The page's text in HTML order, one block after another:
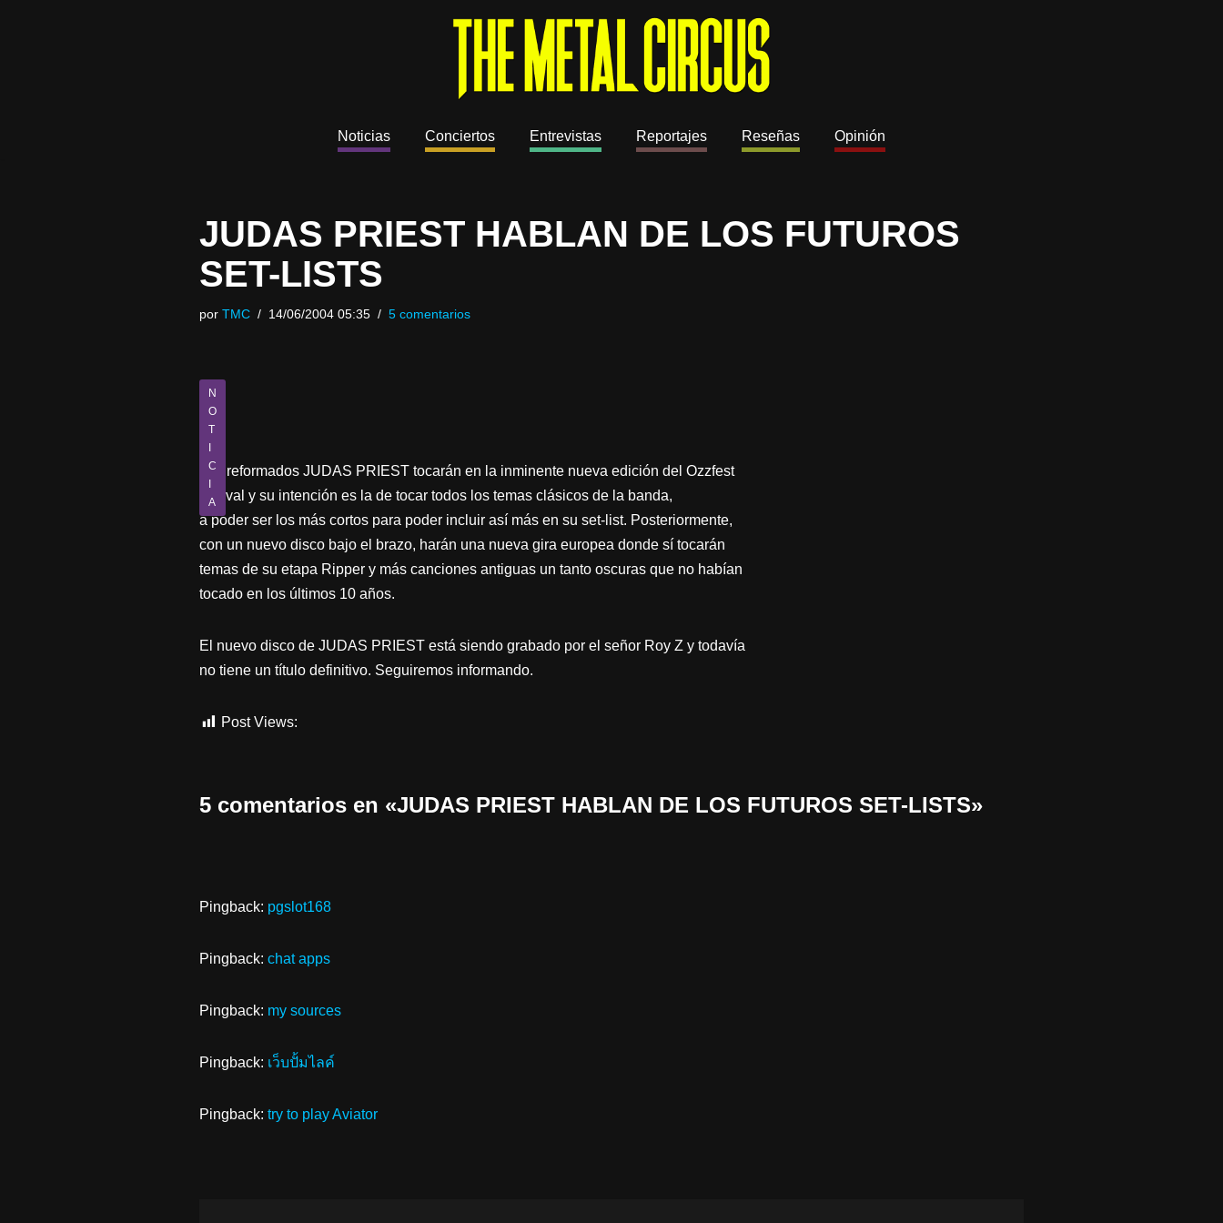
Noticias Conciertos Entrevistas Reportajes Reseñas Opinión
JUDAS PRIEST HABLAN DE LOS FUTUROS
SET-LISTS
por TMC 14/06/2004 05:35 5 comentarios
N
O
T
C
A
Los reformados JUDAS PRIEST tocarán en la inminente nueva edición del Ozzfest
festival y su intención es la de tocar todos los temas clásicos de la banda,
a poder ser los más cortos para poder incluir así más en su set-list. Posteriormente,
con un nuevo disco bajo el brazo, harán una nueva gira europea donde sí tocarán
temas de su etapa Ripper y más canciones antiguas un tanto oscuras que no habían
tocado en los últimos 10 años.
El nuevo disco de JUDAS PRIEST está siendo grabado por el señor Roy Z y todavía
no tiene un título definitivo. Seguiremos informando.
Post Views:
5 comentarios en «JUDAS PRIEST HABLAN DE LOS FUTUROS SET-LISTS»
Pingback: pgslot168
Pingback: chat apps
Pingback: my sources
Pingback: เว็บปั้มไลค์
Pingback: try to play Aviator